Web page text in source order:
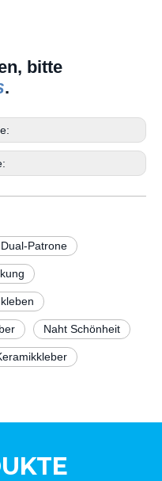
bitte
.
Patrone
Naht Schönheit